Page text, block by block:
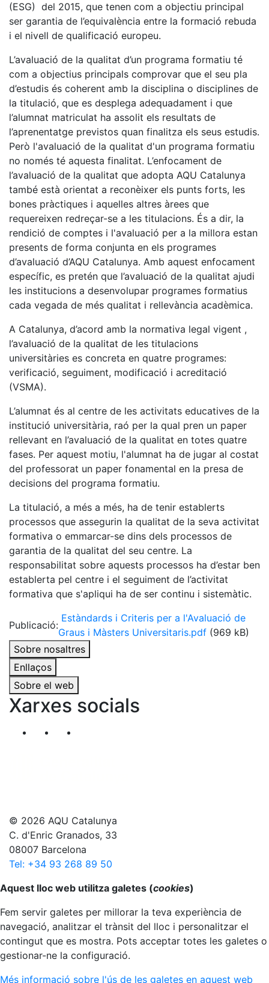
(ESG) del 2015, que tenen com a objectiu principal
ser garantia de l’equivalència entre la formació rebuda
i el nivell de qualificació europeu.
L’avaluació de la qualitat d’un programa formatiu té
com a objectius principals comprovar que el seu pla
d’estudis és coherent amb la disciplina o disciplines de
la titulació, que es desplega adequadament i que
l’alumnat matriculat ha assolit els resultats de
l’aprenentatge previstos quan finalitza els seus estudis.
Però l'avaluació de la qualitat d'un programa formatiu
no només té aquesta finalitat. L’enfocament de
l’avaluació de la qualitat que adopta AQU Catalunya
també està orientat a reconèixer els punts forts, les
bones pràctiques i aquelles altres àrees que
requereixen redreçar-se a les titulacions. És a dir, la
rendició de comptes i l'avaluació per a la millora estan
presents de forma conjunta en els programes
d’avaluació d’AQU Catalunya. Amb aquest enfocament
específic, es pretén que l’avaluació de la qualitat ajudi
les institucions a desenvolupar programes formatius
cada vegada de més qualitat i rellevància acadèmica.
A Catalunya, d’acord amb la normativa legal vigent ,
l’avaluació de la qualitat de les titulacions
universitàries es concreta en quatre programes:
verificació, seguiment, modificació i acreditació
(VSMA).
L’alumnat és al centre de les activitats educatives de la
institució universitària, raó per la qual pren un paper
rellevant en l’avaluació de la qualitat en totes quatre
fases. Per aquest motiu, l'alumnat ha de jugar al costat
del professorat un paper fonamental en la presa de
decisions del programa formatiu.
La titulació, a més a més, ha de tenir establerts
processos que assegurin la qualitat de la seva activitat
formativa o emmarcar-se dins dels processos de
garantia de la qualitat del seu centre. La
responsabilitat sobre aquests processos ha d’estar ben
establerta pel centre i el seguiment de l’activitat
formativa que s'apliqui ha de ser continu i sistemàtic.
Publicació:
Estàndards i Criteris per a l'Avaluació de
Graus i Màsters Universitaris.pdf (969 kB)
Sobre nosaltres
Enllaços
Sobre el web
Xarxes socials
Segueix-nos al nostre canal de Twitter
© 2026 AQU Catalunya
C. d'Enric Granados, 33
08007 Barcelona
Tel: +34 93 268 89 50
Anar al principi
Aquest lloc web utilitza galetes (cookies)
Fem servir galetes per millorar la teva experiència de
navegació, analitzar el trànsit del lloc i personalitzar el
contingut que es mostra. Pots acceptar totes les galetes o
gestionar-ne la configuració.
Més informació sobre l'ús de les galetes en aquest web